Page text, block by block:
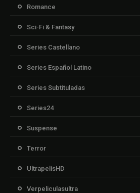
Romance
Sci-Fi & Fantasy
Series Castellano
Series Español Latino
Series Subtituladas
Series24
Suspense
Terror
UltrapelisHD
Verpeliculasultra